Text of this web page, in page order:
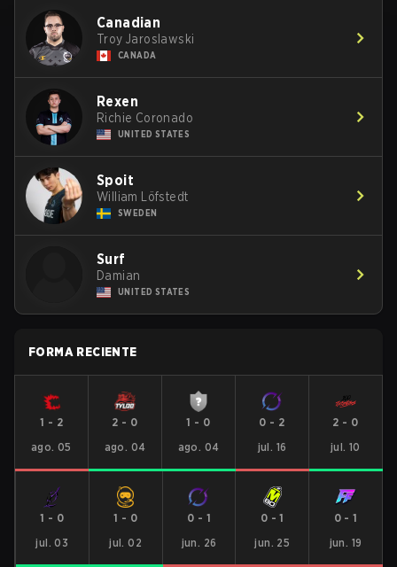
Canadian
Troy Jaroslawski
CANADA
Rexen
Richie Coronado
UNITED STATES
Spoit
William Löfstedt
SWEDEN
Surf
Damian
UNITED STATES
FORMA RECIENTE
1 - 2
ago. 05
2 - 0
ago. 04
1 - 0
ago. 04
0 - 2
jul. 16
2 - 0
jul. 10
1 - 0
jul. 03
1 - 0
jul. 02
0 - 1
jun. 26
0 -1
jun. 25
0-1
jun. 19